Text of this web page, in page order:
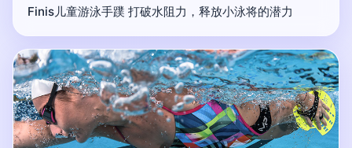
Finis儿童游泳手蹼 打破水阻力，释放小泳将的潜力